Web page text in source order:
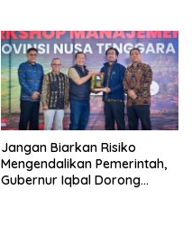
Jangan Biarkan Risiko
Mengendalikan Pemerintah,
Gubernur Iqbal Dorong